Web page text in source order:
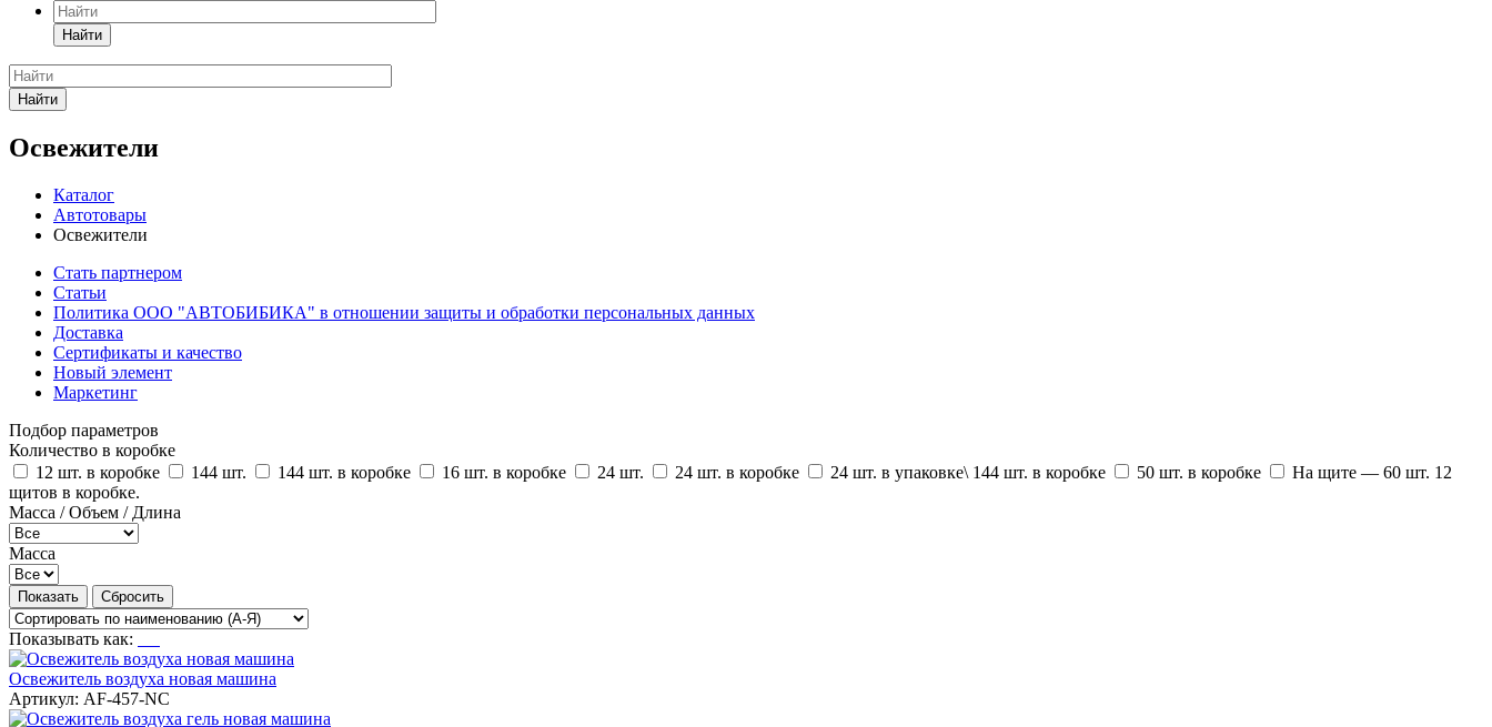
Найти
Найти
Освежители
Каталог
Автотовары
Освежители
Стать партнером
Статьи
Политика ООО "АВТОБИБИКА" в отношении защиты и обработки персональных данных
Доставка
Сертификаты и качество
Новый элемент
Маркетинг
Подбор параметров
Количество в коробке
12 шт. в коробке
144 шт. 144 шт. в коробке 16 шт. в коробке 24 шт. 24 шт. в коробке 24 шт. в упаковке\ 144 шт. в коробке 50 шт. в коробке
На щите — 60 шт. 12
щитов в коробке.
Масса / Объем / Длина
Масса
Показывать как:
Освежитель воздуха новая машина
Артикул: AF-457-NC